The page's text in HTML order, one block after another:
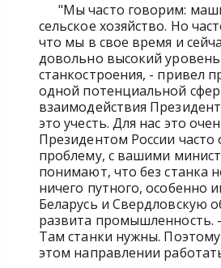
"Мы часто говорим:
сельское хозяйство. Но
что мы в свое время и
довольно высокий
станкостроения, - привел
одной потенциальной
взаимодействия
это учесть. Для нас это
Президентом России часто
проблему, с вашими
понимают, что без станка
ничего путного, особенно
Беларусь и Свердловскую
развита промышленность.
Там станки нужны.
этом направлении